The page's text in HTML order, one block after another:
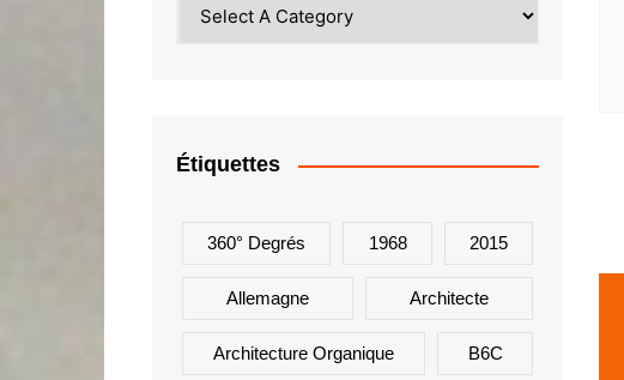
Étiquettes
360° Degrés 1968 2015
Allemagne Architecte
Architecture Organique B6C